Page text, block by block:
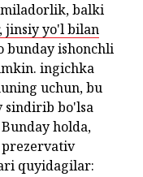
balki
jinsiy yo'l bilan
bunday ishonchli
ingichka
uchun, bu
sindirib bo'lsa
holda,
quyidagilar: